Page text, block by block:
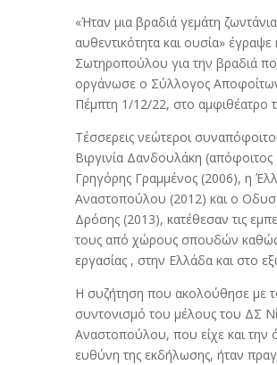
«Ήταν μια βραδιά γεμάτη
αυθεντικότητα και ουσία»
Σωτηροπούλου για την βραδιά
οργάνωσε ο Σύλλογος
Πέμπτη 1/12/22, στο αμφιθέατρο
Τέσσερεις νεώτεροι
Βιργινία Δανδουλάκη
Γρηγόρης Γραμμένος (2006), η
Αναστοπούλου (2012) και ο
Δρόσης (2013), κατέθεσαν τις
τους από χώρους σπουδών καθώς
εργασίας , στην Ελλάδα και στο
Η συζήτηση που ακολούθησε με
συντονισμό του μέλους του ΔΣ
Αναστοπούλου, που είχε και την
ευθύνη της εκδήλωσης, ήταν